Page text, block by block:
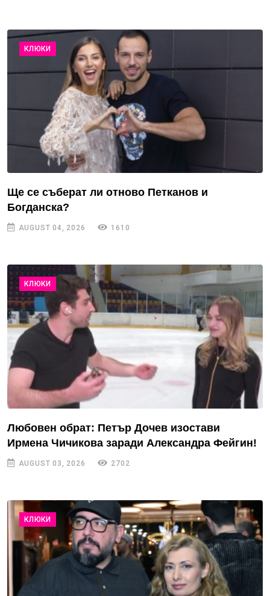
КЛЮКИ
Ще се съберат ли отново Петканов и
Богданска?
AUGUST 04, 2026 1610
КЛЮКИ
Любовен обрат: Петър Дочев изостави
Ирмена Чичикова заради Александра Фейгин!
AUGUST 03, 2026 2702
КЛЮКИ